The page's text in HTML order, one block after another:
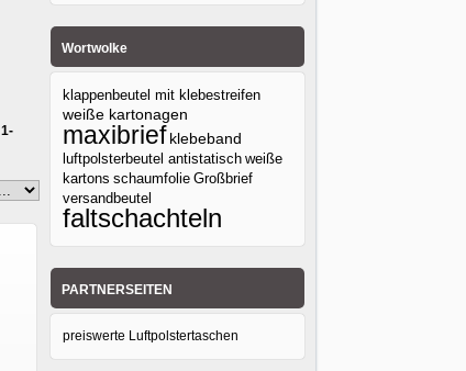
1-
Wortwolke
klappenbeutel mit klebestreifen
weiße kartonagen
maxibrief klebeband
luftpolsterbeutel antistatisch weiße
kartons schaumfolie Großbrief
versandbeutel
faltschachteln
PARTNERSEITEN
preiswerte Luftpolstertaschen